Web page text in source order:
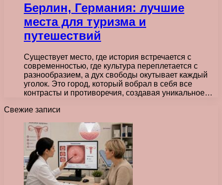
Берлин, Германия: лучшие
места для туризма и
путешествий
Существует место, где история встречается с
современностью, где культура переплетается с
разнообразием, а дух свободы окутывает каждый
уголок. Это город, который вобрал в себя все
контрасты и противоречия, создавая уникальное…
Свежие записи